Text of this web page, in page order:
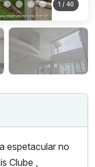
1 / 40
espetacular no
Clube ,